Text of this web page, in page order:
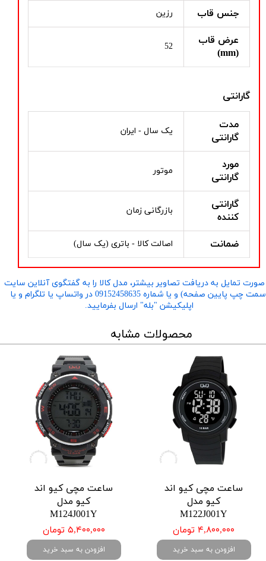
جنس قاب رزین
عرض قاب
(mm)
52
گارانتی
مدت
گارانتی
یک سال - ایران
مورد
گارانتی
موتور
گارانتی
کننده
بازرگانی زمان
ضمانت اصالت کالا - باتری (یک سال)
تمایل به دریافت تصاویر بیشتر، مدل کالا را به گفتگوی آنلاین سایت
​​​​​​​(سمت چپ پایین صفحه) و یا شماره 09152458635 در واتساپ یا تلگرام و یا
اپلیکیشن "بله" ارسال بفرمایید.
محصولات مشابه
ساعت مچی کیو اند
کیو مدل
M122J001Y
۴,۸۰۰,۰۰۰ تومان
افزودن به سبد خرید
ساعت مچی کیو اند
کیو مدل
M124J001Y
۵,۴۰۰,۰۰۰ تومان
افزودن به سبد خرید